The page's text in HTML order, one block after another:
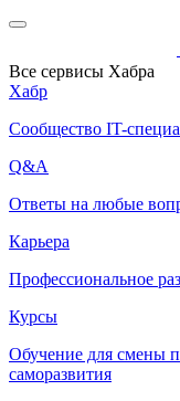
Все сервисы Хабра
Хабр
Сообщество IT-
Q&A
Ответы на любые
Карьера
Профессиональное
Курсы
Обучение для смены
саморазвития